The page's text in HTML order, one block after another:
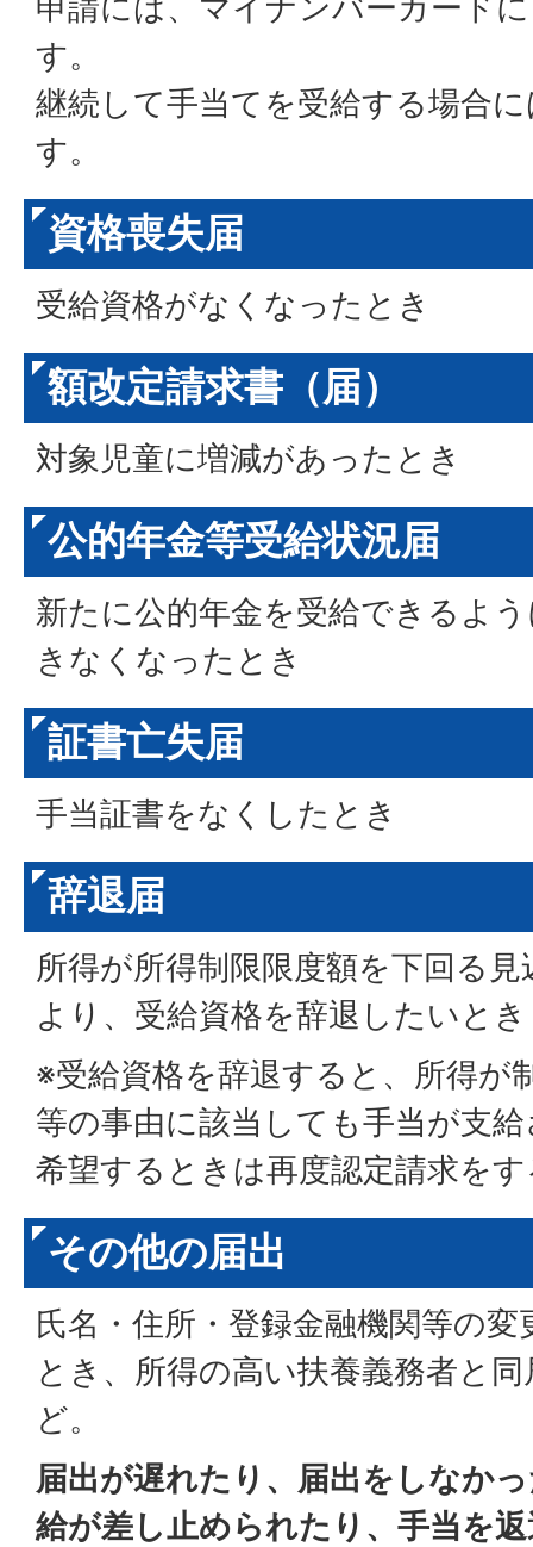
す。
継続して手当てを受給する場合
す。
資格喪失届
受給資格がなくなったとき
額改定請求書（届）
対象児童に増減があったとき
公的年金等受給状況届
新たに公的年金を受給できるよ
きなくなったとき
証書亡失届
手当証書をなくしたとき
辞退届
所得が所得制限限度額を下回る
より、受給資格を辞退したいとき
※受給資格を辞退すると、所得が
等の事由に該当しても手当が支
希望するときは再度認定請求を
その他の届出
氏名・住所・登録金融機関等の
とき、所得の高い扶養義務者と
ど。
届出が遅れたり、届出をしなか
給が差し止められたり、手当を